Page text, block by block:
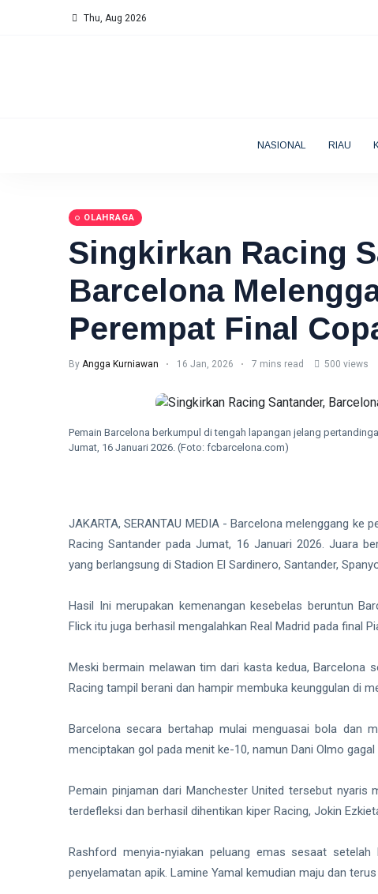
Thu, Aug 2026
NASIONAL RIAU
OLAHRAGA
Singkirkan Racing
Barcelona
Perempat Final
By Angga Kurniawan 16 Jan, 2026 7 mins read 500 views
Pemain Barcelona berkumpul di tengah lapangan jelang
Jumat, 16 Januari 2026. (Foto: fcbarcelona.com)
JAKARTA, SERANTAU MEDIA - Barcelona melenggang
Racing Santander pada Jumat, 16 Januari 2026. Juara
yang berlangsung di Stadion El Sardinero, Santander,
Hasil Ini merupakan kemenangan kesebelas beruntun
Flick itu juga berhasil mengalahkan Real Madrid pada final
Meski bermain melawan tim dari kasta kedua, Barcelona
Racing tampil berani dan hampir membuka keunggulan di
Barcelona secara bertahap mulai menguasai bola dan
menciptakan gol pada menit ke-10, namun Dani Olmo
Pemain pinjaman dari Manchester United tersebut
terdefleksi dan berhasil dihentikan kiper Racing, Jokin
Rashford menyia-nyiakan peluang emas sesaat
penyelamatan apik. Lamine Yamal kemudian maju dan